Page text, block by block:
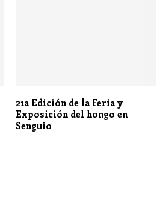
21a Edición de la Feria y
Exposición del hongo en
Senguio